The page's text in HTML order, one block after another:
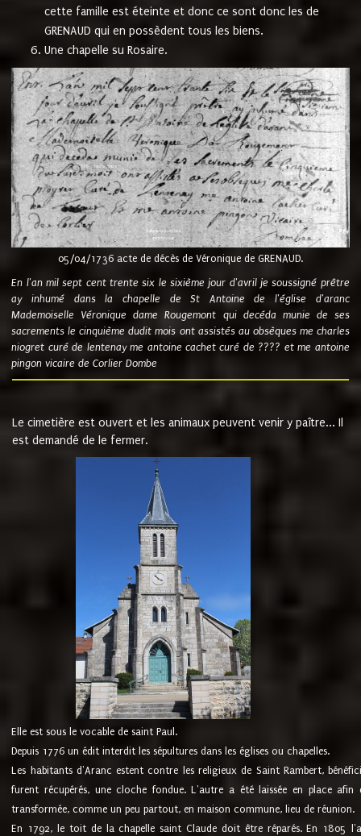
cette famille est éteinte et donc ce sont donc les de
GRENAUD qui en possèdent tous les biens.
Une chapelle su Rosaire.
05/04/1736 acte de décès de Véronique de GRENAUD.
En l'an mil sept cent trente six le sixième jour d'avril je soussigné prêtre
ay inhumé dans la chapelle de St Antoine de l'église d'aranc
Mademoiselle Véronique dame Rougemont qui decéda munie de ses
sacrements le cinquième dudit mois ont assistés au obsèques me charles
niogret curé de lentenay me antoine cachet curé de ???? et me antoine
pingon vicaire de Corlier Dombe
Le cimetière est ouvert et les animaux peuvent venir y paître... Il
est demandé de le fermer.
Elle est sous le vocable de saint Paul.
Depuis 1776 un édit interdit les sépultures dans les églises ou chapelles.
Les habitants d'Aranc estent contre les religieux de Saint Rambert,
furent récupérés, une cloche fondue. L'autre a été laissée en place
transformée, comme un peu partout, en maison commune, lieu de réunion.
En 1792, le toit de la chapelle saint Claude doit être réparés. En 1805